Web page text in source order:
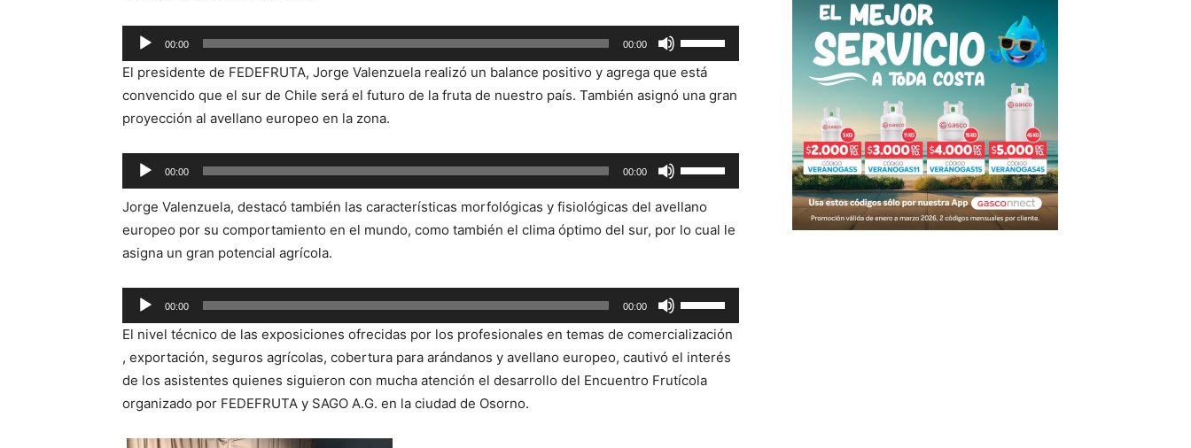
arriba/abajo
para
aumentar
o
Reproductor
de
audio
00:00 00:00
las
teclas
de
arriba/abajo
para
volumen.
El presidente de FEDEFRUTA, Jorge Valenzuela realizó un balance positivo y agrega que está
convencido que el sur de Chile será el futuro de la fruta de nuestro país. También asignó una gran
proyección al avellano europeo en la zona.
Reproductor
de
audio
00:00 00:00
las
teclas
de
para
aumentar
Jorge Valenzuela, destacó también las características morfológicas y fisiológicas del avellano
europeo por su comportamiento en el mundo, como también el clima óptimo del sur, por lo cual le
asigna un gran potencial agrícola.
Reproductor
de
audio
00:00 00:00
las
teclas
de
flecha
El nivel técnico de las exposiciones ofrecidas por los profesionales en temas de comercialización
, exportación, seguros agrícolas, cobertura para arándanos y avellano europeo, cautivó el interés
de los asistentes quienes siguieron con mucha atención el desarrollo del Encuentro Frutícola
organizado por FEDEFRUTA y SAGO A.G. en la ciudad de Osorno.